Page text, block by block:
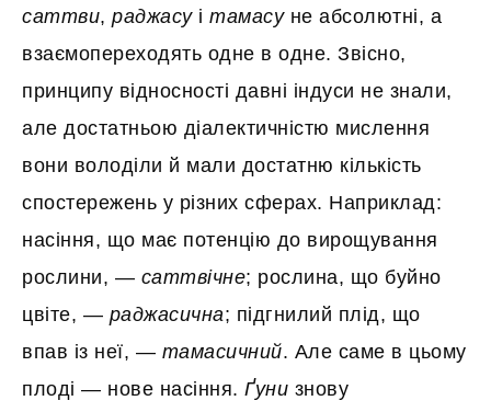
саттви, раджасуі тамасуне абсолютні, а
взаємопереходять одне в одне. Звісно,
принципу відносності давні індуси не знали,
але достатньою діалектичністю мислення
вони володіли й мали достатню кількість
спостережень у різних сферах. Наприклад:
насіння, що має потенцію до вирощування
рослини, — саттвічне; рослина, що буйно
цвіте, — раджасична; підгнилий плід, що
впав із неї, — тамасичний. Але саме в цьому
плоді — нове насіння. Ґуни знову